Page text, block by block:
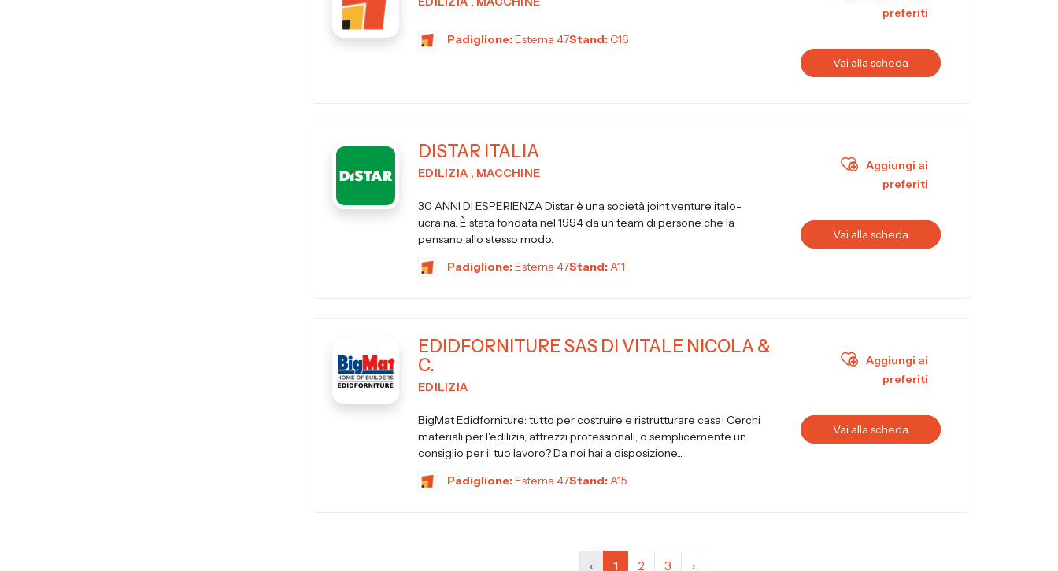
Padiglione:Esterna 47Stand:C16
preferiti
Vai alla scheda
DISTAR ITALIA
EDILIZIA , MACCHINE
30 ANNI DI ESPERIENZA Distar è una società joint venture italo-
ucraina. È stata fondata nel 1994 da un team di persone che la
pensano allo stesso modo.
Padiglione:Esterna 47Stand:A11
Aggiungi ai
preferiti
Vai alla scheda
EDIDFORNITURE SAS DI VITALE NICOLA &
C.
EDILIZIA
BigMat Edidforniture: tutto per costruire e ristrutturare casa! Cerchi
materiali per l'edilizia, attrezzi professionali, o semplicemente un
consiglio per il tuo lavoro? Da noi hai a disposizione...
Padiglione:Esterna 47Stand:A15
Aggiungi ai
preferiti
Vai alla scheda
‹ 1 2 3 ›